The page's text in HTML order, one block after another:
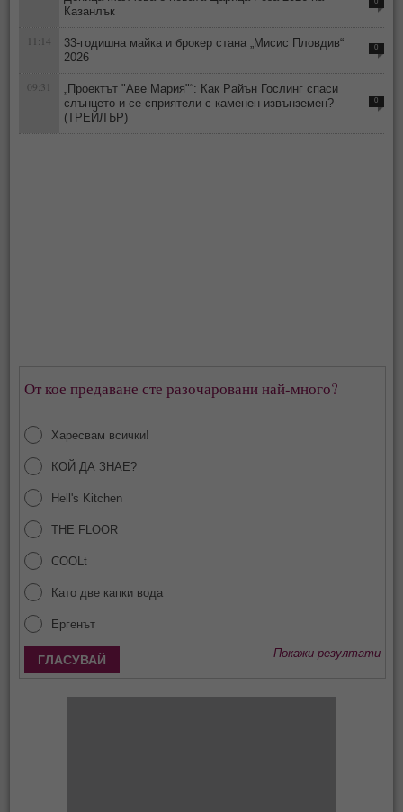
Казанлък
11:14
33-годишна майка и брокер стана „Мисис Пловдив“
2026
0
09:31
„Проектът "Аве Мария"“: Как Райън Гослинг спаси
слънцето и се сприятели с каменен извънземен?
(ТРЕЙЛЪР)
0
От кое предаване сте разочаровани най-много?
Харесвам всички!
КОЙ ДА ЗНАЕ?
Hell's Kitchen
THE FLOOR
COOLt
Като две капки вода
Ергенът
Покажи резултати